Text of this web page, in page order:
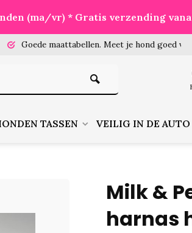
(ma/vr) * Gratis verzending
Goede maattabellen. Meet je hond goed
TASSEN VEILIG IN DE AUTO
Milk &
harnas